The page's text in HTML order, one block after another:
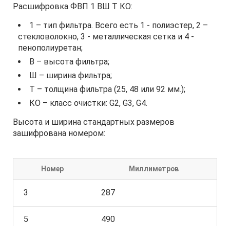
Расшифровка ФВП 1 ВШ Т КО:
1 – тип фильтра. Всего есть 1 - полиэстер, 2 –
стекловолокно, 3 - металлическая сетка и 4 -
пенополиуретан;
В – высота фильтра;
Ш – ширина фильтра;
Т – толщина фильтра (25, 48 или 92 мм.);
КО – класс очистки: G2, G3, G4.
Высота и ширина стандартных размеров
зашифрована номером:
Номер Миллиметров
3 287
5 490